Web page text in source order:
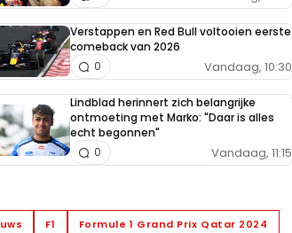
Verstappen en Red Bull voltooien eerste
comeback van 2026
Vandaag, 10:30
0
Lindblad herinnert zich belangrijke
ontmoeting met Marko: "Daar is alles
echt begonnen"
Vandaag, 11:15
0
F1 Formule 1 Grand Prix Qatar 2024